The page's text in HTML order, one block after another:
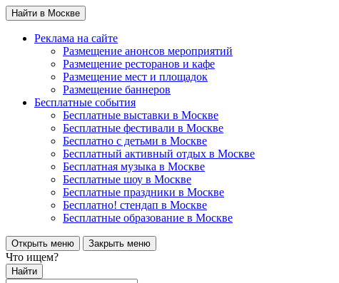
Найти в Москве
Реклама на сайте
Размещение анонсов мероприятий
Размещение ресторанов и кафе
Размещение мест и площадок
Размещение баннеров
Бесплатные события
Бесплатные выставки в Москве
Бесплатные фестивали в Москве
Бесплатно с детьми в Москве
Бесплатный активный отдых в Москве
Бесплатная музыка в Москве
Бесплатные шоу в Москве
Бесплатные праздники в Москве
Бесплатно! стендап в Москве
Бесплатные образование в Москве
Открыть меню Закрыть меню
Что ищем?
Найти